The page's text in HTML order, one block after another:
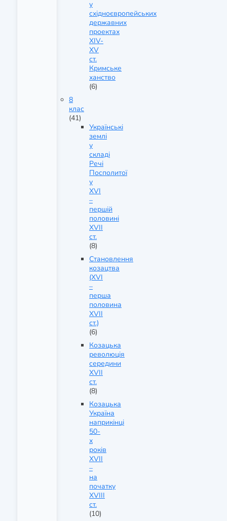
у
східноєвропейських
державних
проектах
XIV-
XV
ст.
Кримське
ханство
(6)
8
клас
(41)
Українські
землі
у
складі
Речі
Посполитої
у
XVI
–
першій
половині
XVII
ст.
(8)
Становлення
козацтва
(XVI
–
перша
половина
XVII
ст.)
(6)
Козацька
революція
середини
XVII
ст.
(8)
Козацька
Україна
наприкінці
50-
х
років
XVII
–
на
початку
XVIII
ст.
(10)